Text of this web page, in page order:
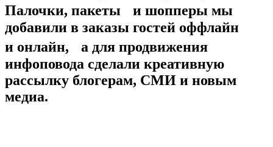
Палочки, пакеты и шопперы мы
добавили в заказы гостей оффлайн
и онлайн, а для продвижения
инфоповода сделали креативную
рассылку блогерам, СМИ и новым
медиа.